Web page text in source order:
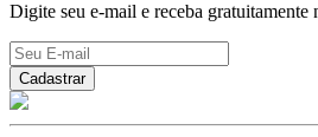
Digite seu e-mail e receba gratuitamente